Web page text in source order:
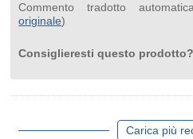
Commento tradotto
originale)
Consiglieresti questo prodotto?
Carica più